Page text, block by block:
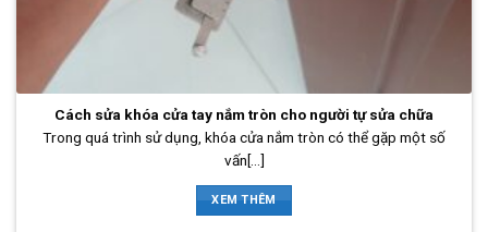
Cách sửa khóa cửa tay nắm tròn cho người tự sửa chữa
Trong quá trình sử dụng, khóa cửa nắm tròn có thể gặp một số
vấn[...]
XEM THÊM